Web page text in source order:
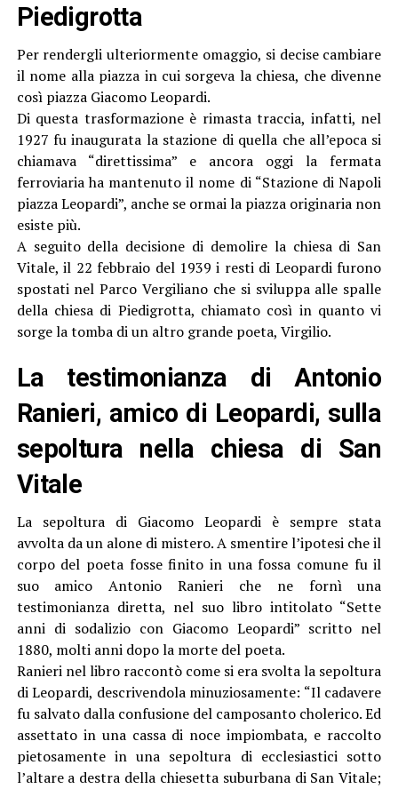
Piedigrotta
Per rendergli ulteriormente omaggio, si decise cambiare
il nome alla piazza in cui sorgeva la chiesa, che divenne
così piazza Giacomo Leopardi.
Di questa trasformazione è rimasta traccia, infatti, nel
1927 fu inaugurata la stazione di quella che all’epoca si
chiamava “direttissima” e ancora oggi la fermata
ferroviaria ha mantenuto il nome di “Stazione di Napoli
piazza Leopardi”, anche se ormai la piazza originaria non
esiste più.
A seguito della decisione di demolire la chiesa di San
Vitale, il 22 febbraio del 1939 i resti di Leopardi furono
spostati nel Parco Vergiliano che si sviluppa alle spalle
della chiesa di Piedigrotta, chiamato così in quanto vi
sorge la tomba di un altro grande poeta, Virgilio.
La testimonianza di Antonio
Ranieri, amico di Leopardi, sulla
sepoltura nella chiesa di San
Vitale
La sepoltura di Giacomo Leopardi è sempre stata
avvolta da un alone di mistero. A smentire l’ipotesi che il
corpo del poeta fosse finito in una fossa comune fu il
suo amico Antonio Ranieri che ne fornì una
testimonianza diretta, nel suo libro intitolato “Sette
anni di sodalizio con Giacomo Leopardi” scritto nel
1880, molti anni dopo la morte del poeta.
Ranieri nel libro raccontò come si era svolta la sepoltura
di Leopardi, descrivendola minuziosamente: “Il cadavere
fu salvato dalla confusione del camposanto cholerico. Ed
assettato in una cassa di noce impiombata, e raccolto
pietosamente in una sepoltura di ecclesiastici sotto
l’altare a destra della chiesetta suburbana di San Vitale;